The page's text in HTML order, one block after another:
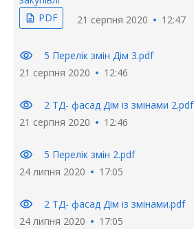
description PDF 21 серпня 2020 12:47
visibility
5 Перелік змін Дім 3.pdf
21 серпня 2020
12:46
visibility
2 ТД- фасад Дім із змінами 2.pdf
21 серпня 2020
12:46
visibility
5 Перелік змін 2.pdf
24 липня 2020
17:05
visibility
2 ТД- фасад Дім із змінами.pdf
24 липня 2020
17:05